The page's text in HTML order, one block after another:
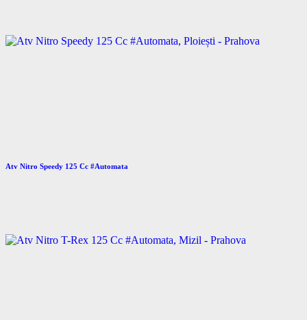
Atv Nitro Speedy 125 Cc #Automata